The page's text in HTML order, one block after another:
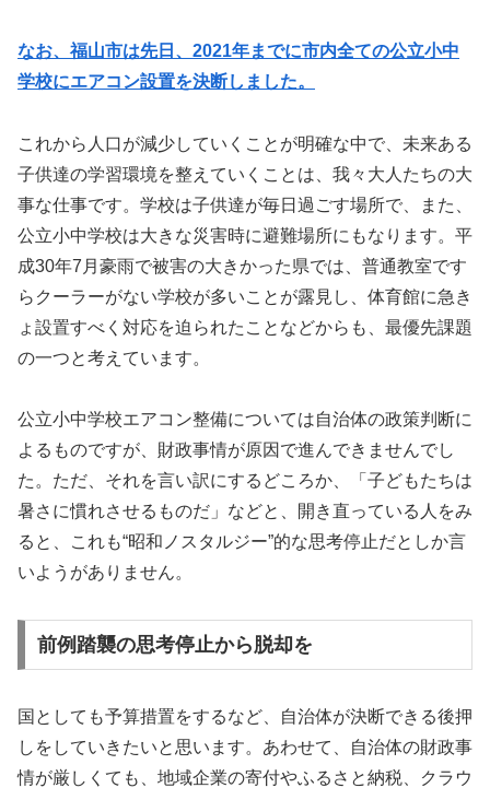
なお、福山市は先日、2021年までに市内全ての公立小中
学校にエアコン設置を決断しました。
これから人口が減少していくことが明確な中で、未来ある
子供達の学習環境を整えていくことは、我々大人たちの大
事な仕事です。学校は子供達が毎日過ごす場所で、また、
公立小中学校は大きな災害時に避難場所にもなります。平
成30年7月豪雨で被害の大きかった県では、普通教室です
らクーラーがない学校が多いことが露見し、体育館に急き
ょ設置すべく対応を迫られたことなどからも、最優先課題
の一つと考えています。
公立小中学校エアコン整備については自治体の政策判断に
よるものですが、財政事情が原因で進んできませんでし
た。ただ、それを言い訳にするどころか、「子どもたちは
暑さに慣れさせるものだ」などと、開き直っている人をみ
ると、これも“昭和ノスタルジー”的な思考停止だとしか言
いようがありません。
前例踏襲の思考停止から脱却を
国としても予算措置をするなど、自治体が決断できる後押
しをしていきたいと思います。あわせて、自治体の財政事
情が厳しくても、地域企業の寄付やふるさと納税、クラウ